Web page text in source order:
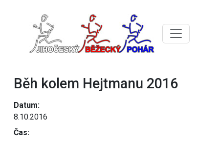
Běh kolem Hejtmanu 2016
Datum:
8.10.2016
Čas: